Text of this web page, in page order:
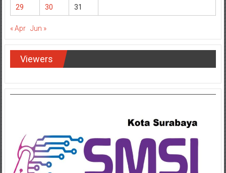
29
30 31
« Apr Jun »
Viewers